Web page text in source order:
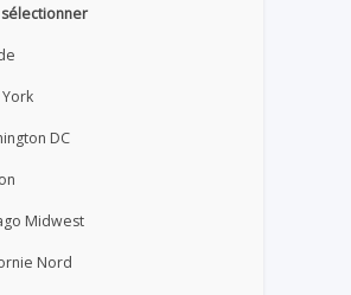
DC
Midwest
Nord